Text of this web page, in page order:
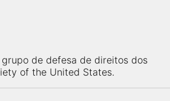
de defesa de direitos dos
of the United States.